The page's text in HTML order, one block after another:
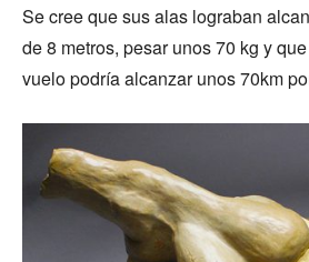
Se cree que sus alas lograban
de 8 metros, pesar unos 70 kg y
vuelo podría alcanzar unos 70km